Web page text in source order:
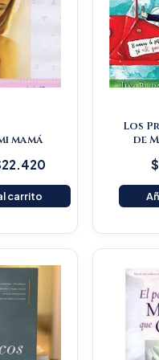
mamá
22.420
carrito
Los
de
$